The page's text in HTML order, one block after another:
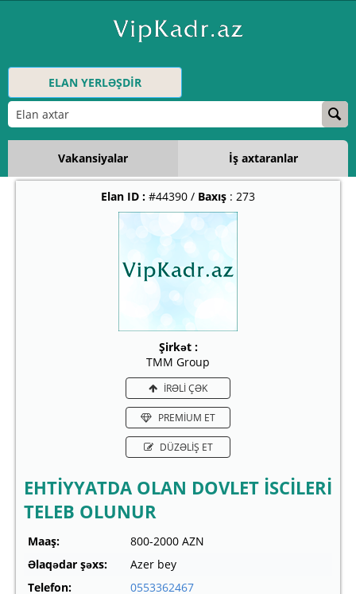
ELAN YERLƏŞDİR
Vakansiyalar İş axtaranlar
Elan ID : #44390 / Baxış : 273
Şirkət :
TMM Group
İRƏLİ ÇƏK
PREMİUM ET
DÜZƏLİŞ ET
EHTİYYATDA OLAN DOVLET İSCİLERİ
TELEB OLUNUR
Maaş:
800-2000 AZN
Əlaqədar şəxs:
Azer bey
Telefon:
0553362467